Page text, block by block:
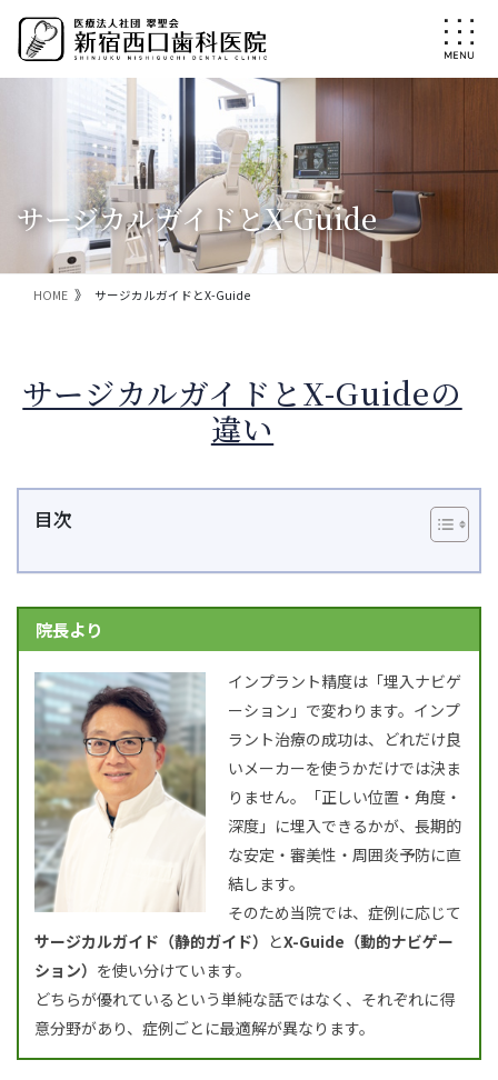
ン
ー
サージカルガイドとX-Guide
HOME サージカルガイドとX-Guide
サージカルガイドとX-Guideの
違い
目次
院長より
インプラント精度は「埋入ナビゲ
ーション」で変わります。インプ
ラント治療の成功は、どれだけ良
いメーカーを使うかだけでは決ま
りません。「正しい位置・角度・
深度」に埋入できるかが、長期的
な安定・審美性・周囲炎予防に直
結します。
そのため当院では、症例に応じて
サージカルガイド（静的ガイド） とX-Guide（動的ナビゲー
ション） を使い分けています。
どちらが優れているという単純な話ではなく、それぞれに得
意分野があり、症例ごとに最適解が異なります。